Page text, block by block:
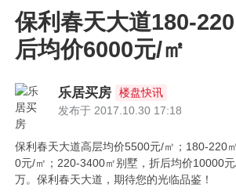
保利春天大道180-
后均价6000元/㎡
乐居买房
楼盘快讯
发布于 2017.10.30 17:18
保利春天大道高层均价5500元/㎡；180-220
0元/㎡；220-3400㎡别墅，折后均价10000
万。保利春天大道，期待您的光临品鉴！